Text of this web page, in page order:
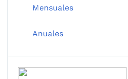
Mensuales
Anuales